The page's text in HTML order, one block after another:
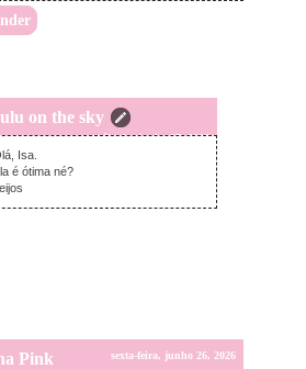
on the sky
sábado, junho 27, 2026
Isa.
é ótima né?
Pink sexta-feira, junho 26, 2026